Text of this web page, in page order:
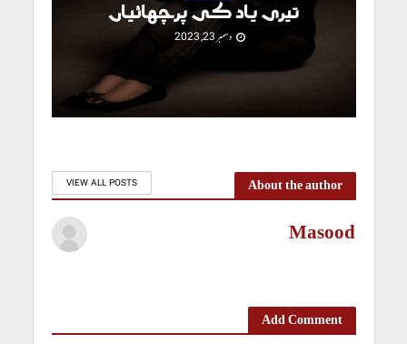
تیری یاد کی پرچھائیاں
دسمبر 23, 2023
About the author
VIEW ALL POSTS
Masood
Add Comment